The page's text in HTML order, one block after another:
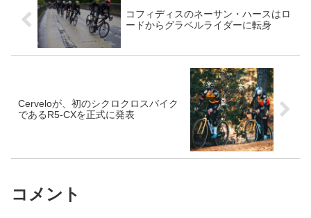
コフィディスのネーサン・ハースはロ
ードからグラベルライダーに転身
Cerveloが、初のシクロクロスバイク
であるR5-CXを正式に発表
コメント